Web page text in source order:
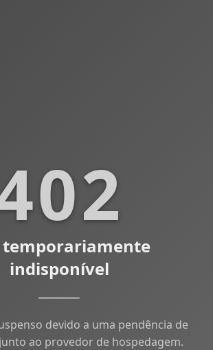
temporariamente
indisponível
devido a uma pendência de
ao provedor de hospedagem.